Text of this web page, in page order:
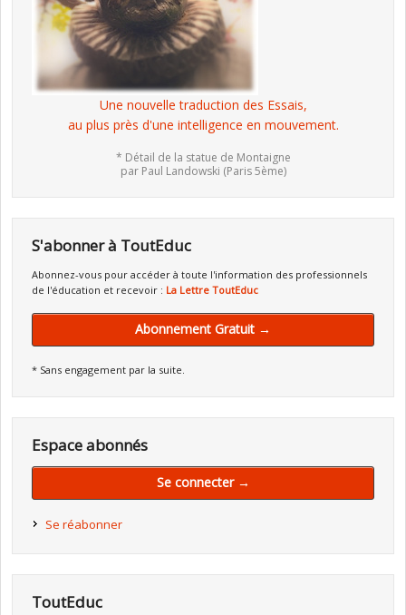
Une nouvelle traduction des Essais,
au plus près d'une intelligence en mouvement.
* Détail de la statue de Montaigne
par Paul Landowski (Paris 5ème)
S'abonner à ToutEduc
Abonnez-vous pour accéder à toute l'information des professionnels
de l'éducation et recevoir : La Lettre ToutEduc
Abonnement Gratuit →
* Sans engagement par la suite.
Espace abonnés
Se connecter →
Se réabonner
ToutEduc